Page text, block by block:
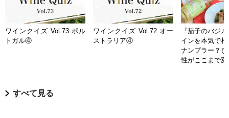
ワインクイズ Vol.73 ポル
トガル④
ワインクイズ Vol.72 オー
ストラリア④
『茄子のバジ
インを本気で
ナンプラー？
性がここまで
すべて見る